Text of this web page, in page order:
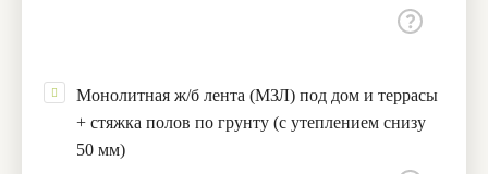
Монолитная ж/б лента (МЗЛ) под дом и террасы
+ стяжка полов по грунту (с утеплением снизу
50 мм)